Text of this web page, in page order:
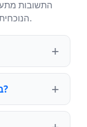
התשובות
הנוכחית, אזור הזמן ומצב שעון הקיץ של ניו יורק סיטי.
באיזה אזור זמן משתמש ניו יורק סיטי?